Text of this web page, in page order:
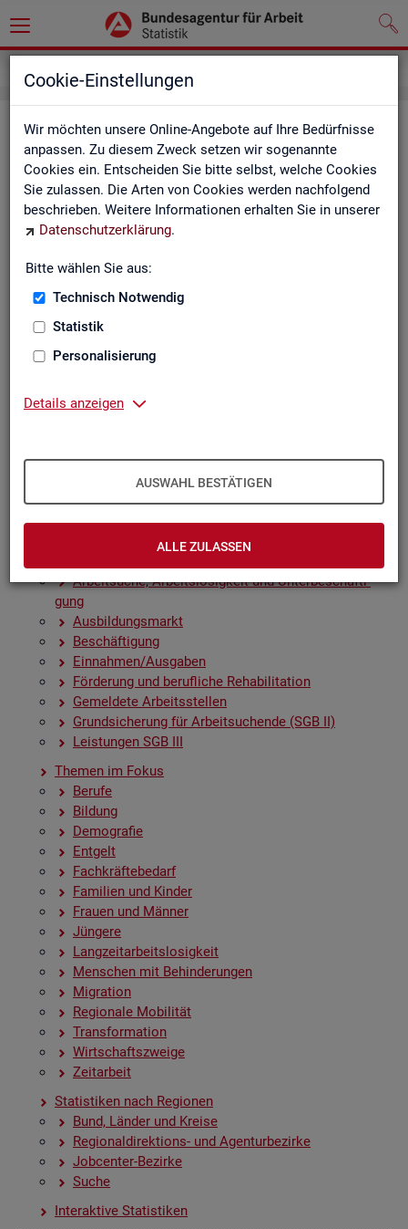
Cookie-Einstellungen
Wir möchten unsere Online-Angebote auf Ihre Bedürfnisse
anpassen. Zu diesem Zweck setzen wir sogenannte
Cookies ein. Entscheiden Sie bitte selbst, welche Cookies
Sie zulassen. Die Arten von Cookies werden nachfolgend
beschrieben. Weitere Informationen erhalten Sie in unserer
Datenschutzerklärung.
Bitte wählen Sie aus:
Technisch Notwendig
Statistik
Personalisierung
Details anzeigen
AUSWAHL BESTÄTIGEN
ALLE ZULASSEN
In­halts­ver­zeich­nis
Sta­tis­ti­ken
Rund­schau Ar­beits­markt
Mo­nats­be­richt
Eck­wer­te des Ar­beits­mark­tes und der Grund­si­che­
rung
Eck­wer­te Ar­beits­markt
Ar­beits­markt in Deutsch­land
Zah­len, Daten, Fak­ten - Struk­tur­da­ten und -in­di­ka­to­
Früh­in­di­ka­to­ren für den Ar­beits­markt
Sai­son­be­rei­nig­te Zeit­rei­hen
Ar­beit­su­che, Ar­beits­lo­sig­keit und Un­ter­be­schäf­ti­
gung
Aus­bil­dungs­markt
Be­schäf­ti­gung
Ein­nah­men/Aus­ga­ben
För­de­rung und be­ruf­li­che Re­ha­bi­li­ta­ti­on
Ge­mel­de­te Ar­beits­stel­len
Grund­si­che­rung für Ar­beit­su­chen­de (SGB II)
Leis­tun­gen SGB III
The­men im Fokus
Be­ru­fe
Bil­dung
De­mo­gra­fie
Ent­gelt
Fach­kräf­te­be­darf
Fa­mi­li­en und Kin­der
Frau­en und Män­ner
Jün­ge­re
Lang­zeit­ar­beits­lo­sig­keit
Men­schen mit Be­hin­de­run­gen
Mi­gra­ti­on
Re­gio­na­le Mo­bi­li­tät
Trans­for­ma­ti­on
Wirt­schafts­zwei­ge
Zeit­ar­beit
Sta­tis­ti­ken nach Re­gio­nen
Bund, Län­der und Krei­se
Re­gio­nal­di­rek­ti­ons- und Agen­tur­be­zir­ke
Job­cen­ter-Be­zir­ke
Suche
In­ter­ak­ti­ve Sta­tis­ti­ken